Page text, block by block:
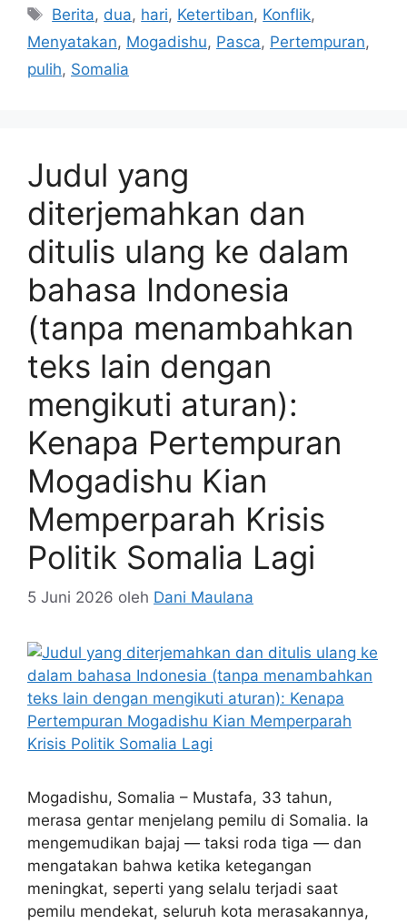
Tag
Berita, dua, hari, Ketertiban, Konflik,
Menyatakan, Mogadishu, Pasca, Pertempuran,
pulih, Somalia
Judul yang
diterjemahkan dan
ditulis ulang ke dalam
bahasa Indonesia
(tanpa menambahkan
teks lain dengan
mengikuti aturan):
Kenapa Pertempuran
Mogadishu Kian
Memperparah Krisis
Politik Somalia Lagi
5 Juni 2026 oleh Dani Maulana
Mogadishu, Somalia – Mustafa, 33 tahun,
merasa gentar menjelang pemilu di Somalia. Ia
mengemudikan bajaj — taksi roda tiga — dan
mengatakan bahwa ketika ketegangan
meningkat, seperti yang selalu terjadi saat
pemilu mendekat, seluruh kota merasakannya,